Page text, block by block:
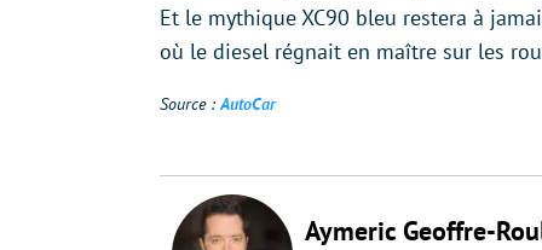
Et le mythique XC90 bleu restera à
où le diesel régnait en maître sur les
Source :AutoCar
Aymeric Geoffre-